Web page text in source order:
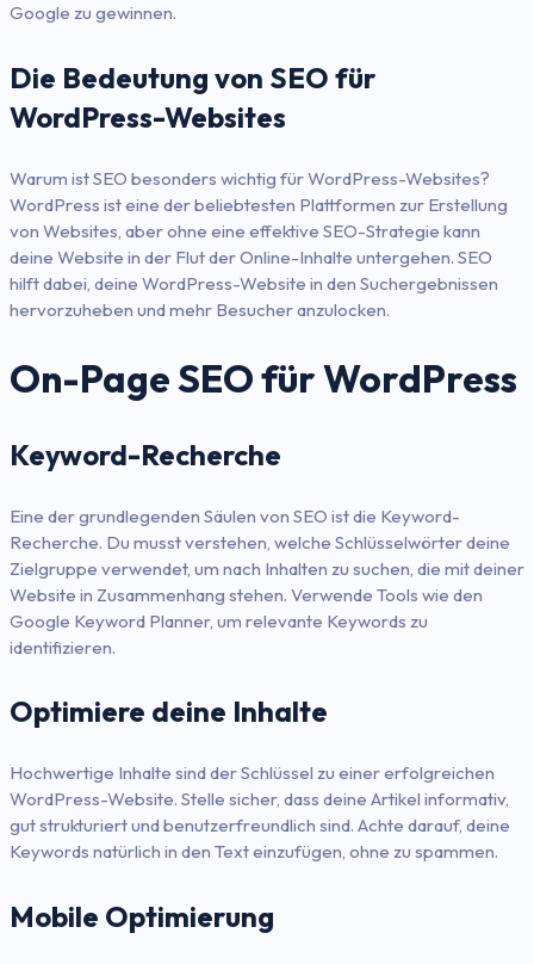
Google zu gewinnen.
Die Bedeutung von SEO für
WordPress-Websites
Warum ist SEO besonders wichtig für WordPress-Websites?
WordPress ist eine der beliebtesten Plattformen zur Erstellung
von Websites, aber ohne eine effektive SEO-Strategie kann
deine Website in der Flut der Online-Inhalte untergehen. SEO
hilft dabei, deine WordPress-Website in den Suchergebnissen
hervorzuheben und mehr Besucher anzulocken.
On-Page SEO für WordPress
Keyword-Recherche
Eine der grundlegenden Säulen von SEO ist die Keyword-
Recherche. Du musst verstehen, welche Schlüsselwörter deine
Zielgruppe verwendet, um nach Inhalten zu suchen, die mit deiner
Website in Zusammenhang stehen. Verwende Tools wie den
Google Keyword Planner, um relevante Keywords zu
identifizieren.
Optimiere deine Inhalte
Hochwertige Inhalte sind der Schlüssel zu einer erfolgreichen
WordPress-Website. Stelle sicher, dass deine Artikel informativ,
gut strukturiert und benutzerfreundlich sind. Achte darauf, deine
Keywords natürlich in den Text einzufügen, ohne zu spammen.
Mobile Optimierung